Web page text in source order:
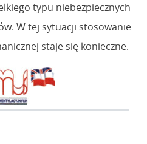
typu niebezpiecznych
W tej sytuacji stosowanie
staje się konieczne.